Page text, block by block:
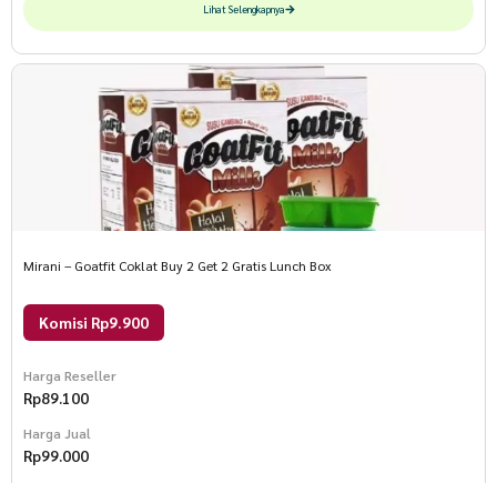
Lihat Selengkapnya
Mirani – Goatfit Coklat Buy 2 Get 2 Gratis Lunch Box
Komisi Rp9.900
Harga Reseller
Rp89.100
Harga Jual
Rp99.000